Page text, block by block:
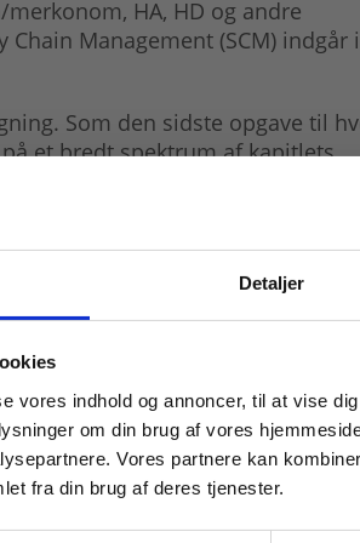
Detaljer
vores indhold og annoncer, til at vise
om din brug af vores
Vores partnere kan
fra din brug af deres tjenester.
HA, HD og andre
Management (SCM) indgår i
Som den sidste opgave til
et bredt spektrum af kapitlets
en sektion med cases der går
er gengivet en række
på AU-uddannelserne.
mm.
For institutioner og